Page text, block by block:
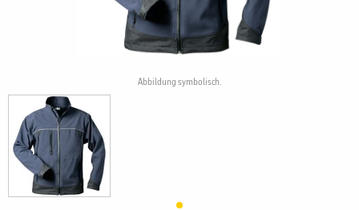
Abbildung symbolisch.